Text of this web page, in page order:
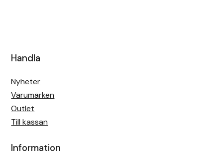
Handla
Nyheter
Varumärken
Outlet
Till kassan
Information